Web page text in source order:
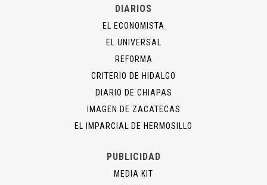
DIARIOS
EL ECONOMISTA
EL UNIVERSAL
REFORMA
CRITERIO DE HIDALGO
DIARIO DE CHIAPAS
IMAGEN DE ZACATECAS
EL IMPARCIAL DE HERMOSILLO
PUBLICIDAD
MEDIA KIT